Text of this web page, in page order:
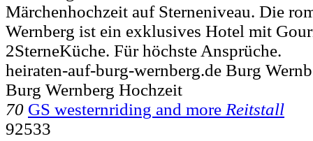
Märchenhochzeit auf Sterneniveau. Die
Wernberg ist ein exklusives Hotel mit
2SterneKüche. Für höchste Ansprüche.
heiraten-auf-burg-wernberg.de Burg
Burg Wernberg Hochzeit
70 GS westernriding and more Reitstall
92533